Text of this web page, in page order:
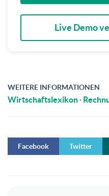
Live Demo
WEITERE INFORMATIONEN
Wirtschaftslexikon ·
Facebook Twitter